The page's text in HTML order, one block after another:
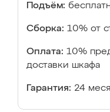
Подъём:
Сборка: 10% от
Оплата: 10%
доставки шкафа
Гарантия: 24